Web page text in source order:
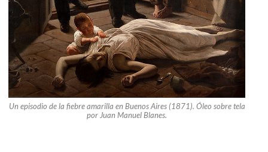
Un episodio de la fiebre amarilla en Buenos Aires (1871). Óleo sobre tela
por Juan Manuel Blanes.